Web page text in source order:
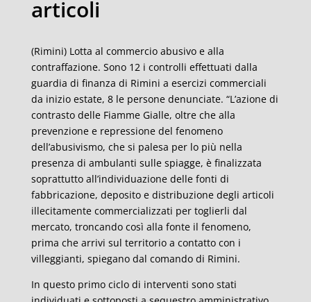
articoli
(Rimini) Lotta al commercio abusivo e alla
contraffazione. Sono 12 i controlli effettuati dalla
guardia di finanza di Rimini a esercizi commerciali
da inizio estate, 8 le persone denunciate. “L’azione di
contrasto delle Fiamme Gialle, oltre che alla
prevenzione e repressione del fenomeno
dell’abusivismo, che si palesa per lo più nella
presenza di ambulanti sulle spiagge, è finalizzata
soprattutto all’individuazione delle fonti di
fabbricazione, deposito e distribuzione degli articoli
illecitamente commercializzati per toglierli dal
mercato, troncando così alla fonte il fenomeno,
prima che arrivi sul territorio a contatto con i
villeggianti, spiegano dal comando di Rimini.
In questo primo ciclo di interventi sono stati